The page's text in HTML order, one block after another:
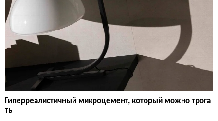
Гиперреалистичный микроцемент, который можно трога
ть